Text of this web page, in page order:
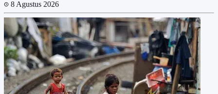
8 Agustus 2026